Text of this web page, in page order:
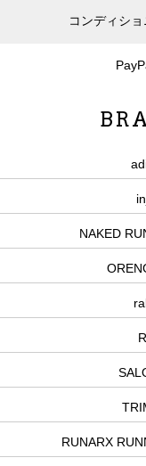
コンディシ
NAKED
RUNARX